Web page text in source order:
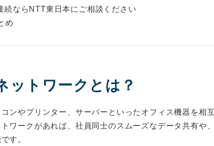
ならNTT東日本にご相談ください
め
ットワークとは？
ンやプリンター、サーバーといったオフィス機器を相
ワークがあれば、社員同士のスムーズなデータ共有や
す。